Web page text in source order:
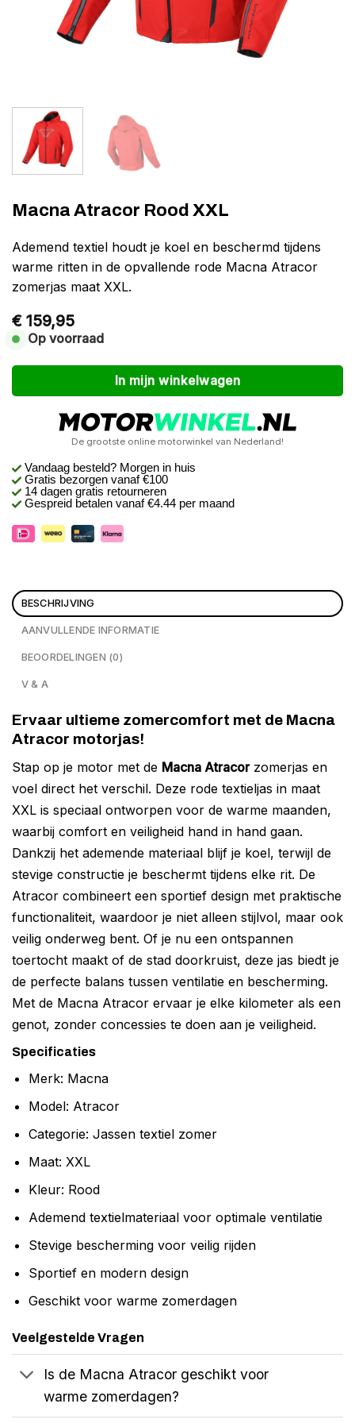
Macna Atracor Rood XXL
Ademend textiel houdt je koel en beschermd tijdens
warme ritten in de opvallende rode Macna Atracor
zomerjas maat XXL.
€ 159,95
Op voorraad
In mijn winkelwagen
De grootste online motorwinkel van Nederland!
Vandaag besteld? Morgen in huis
Gratis bezorgen vanaf €100
14 dagen gratis retourneren
Gespreid betalen vanaf €4.44 per maand
BESCHRIJVING
AANVULLENDE INFORMATIE
BEOORDELINGEN (0)
V & A
Ervaar ultieme zomercomfort met de Macna
Atracor motorjas!
Stap op je motor met de Macna Atracorzomerjas en
voel direct het verschil. Deze rode textieljas in maat
XXL is speciaal ontworpen voor de warme maanden,
waarbij comfort en veiligheid hand in hand gaan.
Dankzij het ademende materiaal blijf je koel, terwijl de
stevige constructie je beschermt tijdens elke rit. De
Atracor combineert een sportief design met praktische
functionaliteit, waardoor je niet alleen stijlvol, maar ook
veilig onderweg bent. Of je nu een ontspannen
toertocht maakt of de stad doorkruist, deze jas biedt je
de perfecte balans tussen ventilatie en bescherming.
Met de Macna Atracor ervaar je elke kilometer als een
genot, zonder concessies te doen aan je veiligheid.
Specificaties
Merk: Macna
Model: Atracor
Categorie: Jassen textiel zomer
Maat: XXL
Kleur: Rood
Ademend textielmateriaal voor optimale ventilatie
Stevige bescherming voor veilig rijden
Sportief en modern design
Geschikt voor warme zomerdagen
Veelgestelde Vragen
Is de Macna Atracor geschikt voor
warme zomerdagen?